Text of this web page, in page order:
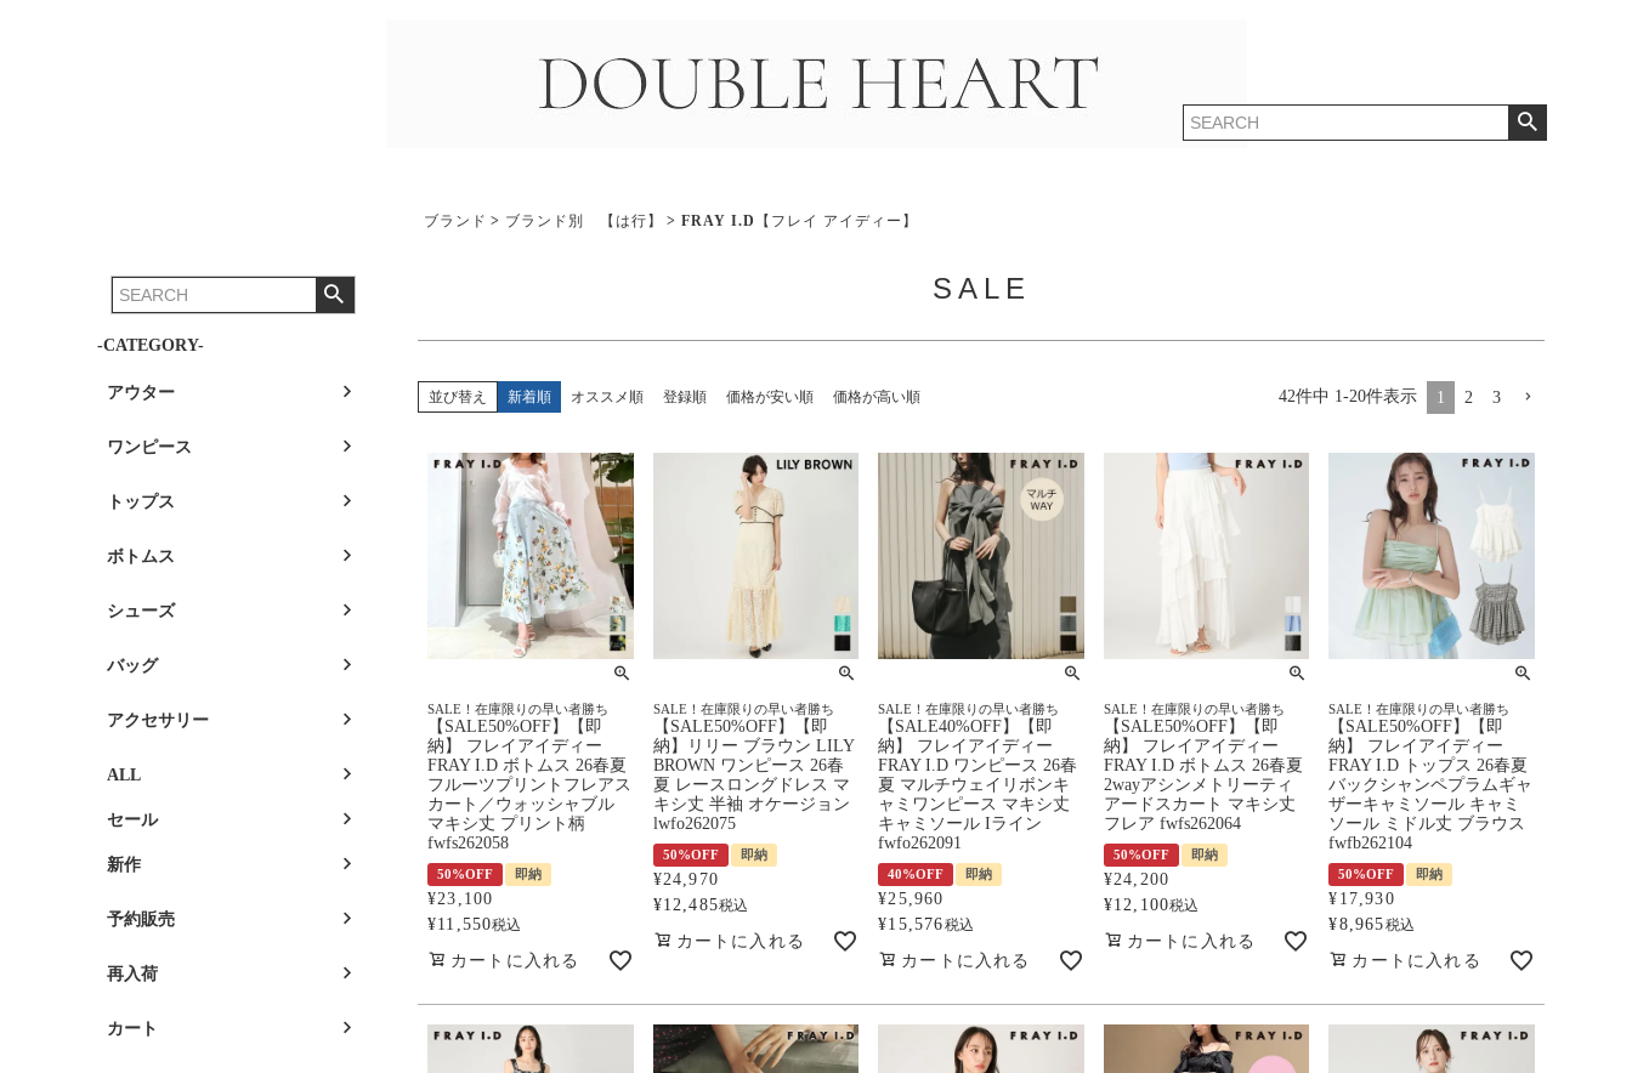
-CATEGORY-
アウター
ワンピース
トップス
ボトムス
シューズ
バッグ
アクセサリー
ALL
セール
新作
予約販売
再入荷
カート
ブランド ブランド別 【は行】 FRAY I.D【フレイ アイディー】
SALE
並び替え 新着順 オススメ順 登録順 価格が安い順 価格が高い順 42件中 1-20件表示 1 2 3
SALE！在庫限りの早い者勝ち
【SALE50%OFF】【即
納】 フレイアイディー
FRAY I.D ボトムス 26春夏
フルーツプリントフレアス
カート／ウォッシャブル
マキシ丈 プリント柄
fwfs262058
50%OFF 即納
¥23,100
¥11,550税込
カートに入れる
SALE！在庫限りの早い者勝ち
【SALE50%OFF】【即
納】リリー ブラウン LILY
BROWN ワンピース 26春
夏 レースロングドレス マ
キシ丈 半袖 オケージョン
lwfo262075
50%OFF 即納
¥24,970
¥12,485税込
カートに入れる
SALE！在庫限りの早い者勝ち
【SALE40%OFF】【即
納】 フレイアイディー
FRAY I.D ワンピース 26春
夏 マルチウェイリボンキ
ャミワンピース マキシ丈
キャミソール Iライン
fwfo262091
40%OFF 即納
¥25,960
¥15,576税込
カートに入れる
SALE！在庫限りの早い者勝ち
【SALE50%OFF】【即
納】 フレイアイディー
FRAY I.D ボトムス 26春夏
2wayアシンメトリーティ
アードスカート マキシ丈
フレア fwfs262064
50%OFF 即納
¥24,200
¥12,100税込
カートに入れる
SALE！在庫限りの早い者勝ち
【SALE50%OFF】【即
納】 フレイアイディー
FRAY I.D トップス 26春夏
バックシャンペプラムギャ
ザーキャミソール キャミ
ソール ミドル丈 ブラウス
fwfb262104
50%OFF 即納
¥ 17,930
¥8,965税込
カートに入れる